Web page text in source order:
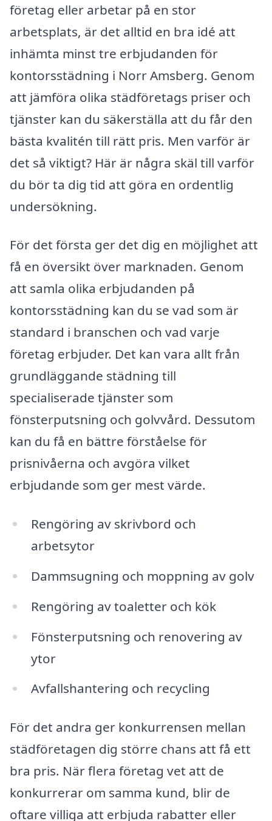
företag eller arbetar på en stor
arbetsplats, är det alltid en bra idé att
inhämta minst tre erbjudanden för
kontorsstädning i Norr Amsberg. Genom
att jämföra olika städföretags priser och
tjänster kan du säkerställa att du får den
bästa kvalitén till rätt pris. Men varför är
det så viktigt? Här är några skäl till varför
du bör ta dig tid att göra en ordentlig
undersökning.
För det första ger det dig en möjlighet att
få en översikt över marknaden. Genom
att samla olika erbjudanden på
kontorsstädning kan du se vad som är
standard i branschen och vad varje
företag erbjuder. Det kan vara allt från
grundläggande städning till
specialiserade tjänster som
fönsterputsning och golvvård. Dessutom
kan du få en bättre förståelse för
prisnivåerna och avgöra vilket
erbjudande som ger mest värde.
Rengöring av skrivbord och
arbetsytor
Dammsugning och moppning av golv
Rengöring av toaletter och kök
Fönsterputsning och renovering av
ytor
Avfallshantering och recycling
För det andra ger konkurrensen mellan
städföretagen dig större chans att få ett
bra pris. När flera företag vet att de
konkurrerar om samma kund, blir de
oftare villiga att erbjuda rabatter eller